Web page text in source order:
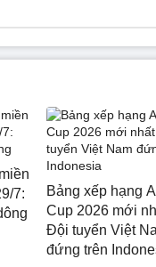
7:
Bảng xếp hạng
Cup 2026 mới
Đội tuyển Việt
đứng trên